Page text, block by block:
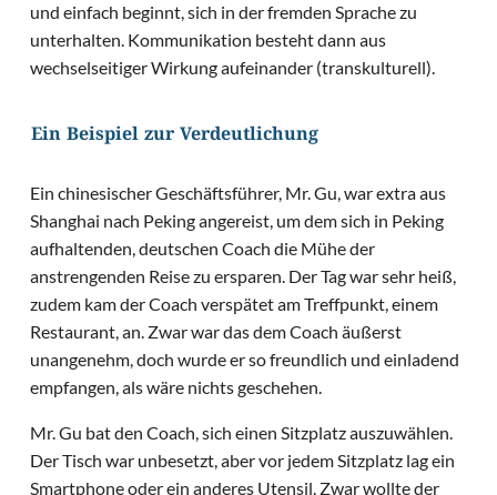
und einfach beginnt, sich in der fremden Sprache zu
unterhalten. Kommunikation besteht dann aus
wechselseitiger Wirkung aufeinander (transkulturell).
Ein Beispiel zur Verdeutlichung
Ein chinesischer Geschäftsführer, Mr. Gu, war extra aus
Shanghai nach Peking angereist, um dem sich in Peking
aufhaltenden, deutschen Coach die Mühe der
anstrengenden Reise zu ersparen. Der Tag war sehr heiß,
zudem kam der Coach verspätet am Treffpunkt, einem
Restaurant, an. Zwar war das dem Coach äußerst
unangenehm, doch wurde er so freundlich und einladend
empfangen, als wäre nichts geschehen.
Mr. Gu bat den Coach, sich einen Sitzplatz auszuwählen.
Der Tisch war unbesetzt, aber vor jedem Sitzplatz lag ein
Smartphone oder ein anderes Utensil. Zwar wollte der